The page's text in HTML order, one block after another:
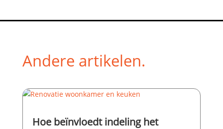
Andere artikelen.
Hoe beïnvloedt indeling het